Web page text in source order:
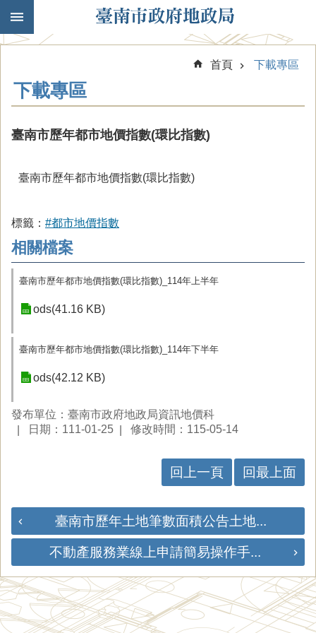
跳到主要內容區塊
首頁 下載專區
下載專區
臺南市歷年都市地價指數(環比指數)
臺南市歷年都市地價指數(環比指數)
標籤： #都市地價指數
相關檔案
臺南市歷年都市地價指數(環比指數)_114年上半年
ods(41.16 KB)
臺南市歷年都市地價指數(環比指數)_114年下半年
ods(42.12 KB)
發布單位：臺南市政府地政局資訊地價科
日期：111-01-25
修改時間：115-05-14
回上一頁 回最上面
臺南市歷年土地筆數面積公告土地...
不動產服務業線上申請簡易操作手...